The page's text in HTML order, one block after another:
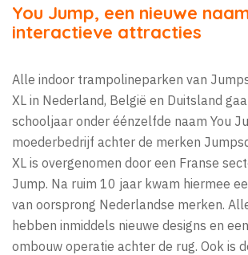
You Jump, een nieuwe
interactieve attracties
Alle indoor trampolineparken van
XL in Nederland, België en Duitsland
schooljaar onder éénzelfde naam You
moederbedrijf achter de merken
XL is overgenomen door een Franse
Jump. Na ruim 10 jaar kwam hiermee
van oorsprong Nederlandse merken.
hebben inmiddels nieuwe designs en
ombouw operatie achter de rug. Ook is